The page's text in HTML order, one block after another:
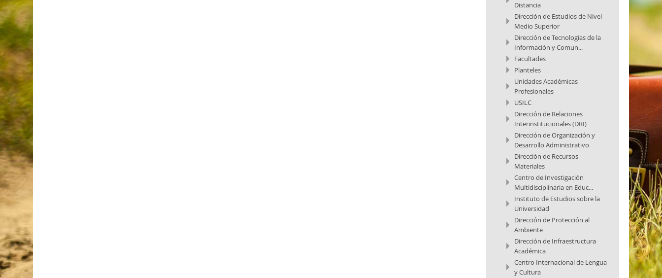
Distancia
Dirección de Estudios de Nivel
Medio Superior
Dirección de Tecnologías de la
Información y Comun...
Facultades
Planteles
Unidades Académicas
Profesionales
USILC
Dirección de Relaciones
Interinstitucionales (DRI)
Dirección de Organización y
Desarrollo Administrativo
Dirección de Recursos
Materiales
Centro de Investigación
Multidisciplinaria en Educ...
Instituto de Estudios sobre la
Universidad
Dirección de Protección al
Ambiente
Dirección de Infraestructura
Académica
Centro Internacional de Lengua
y Cultura